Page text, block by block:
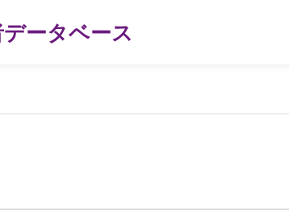
ータベース